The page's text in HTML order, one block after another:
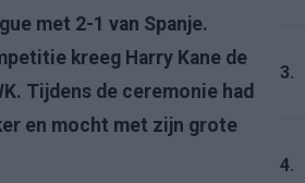
met 2-1 van Spanje.
kreeg Harry Kane de
Tijdens de ceremonie had
en mocht met zijn grote
3.
4.